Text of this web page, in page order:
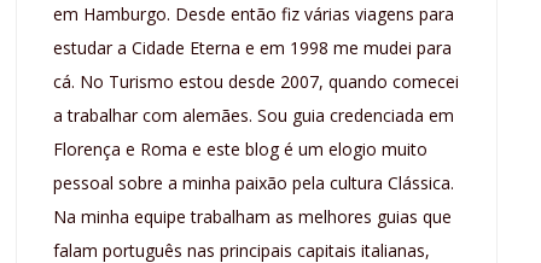
em Hamburgo. Desde então fiz várias viagens para
estudar a Cidade Eterna e em 1998 me mudei para
cá. No Turismo estou desde 2007, quando comecei
a trabalhar com alemães. Sou guia credenciada em
Florença e Roma e este blog é um elogio muito
pessoal sobre a minha paixão pela cultura Clássica.
Na minha equipe trabalham as melhores guias que
falam português nas principais capitais italianas,